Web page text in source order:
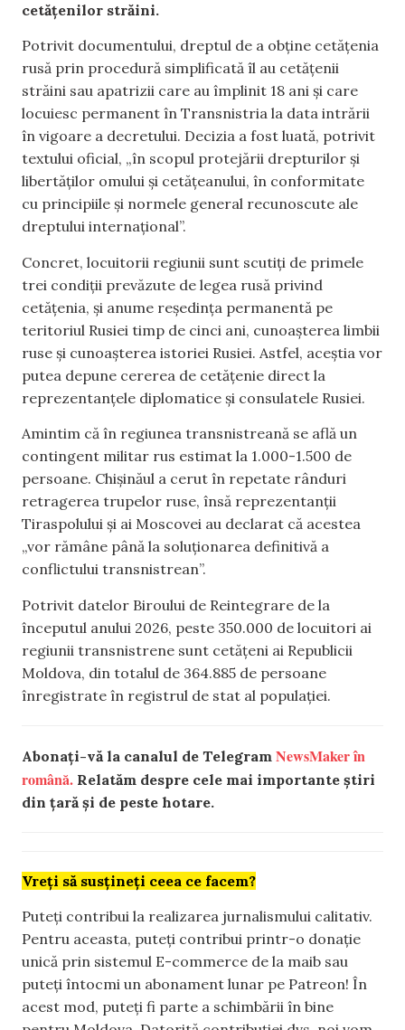
cetățenilor străini.
Potrivit documentului, dreptul de a obține cetățenia
rusă prin procedură simplificată îl au cetățenii
străini sau apatrizii care au împlinit 18 ani și care
locuiesc permanent în Transnistria la data intrării
în vigoare a decretului. Decizia a fost luată, potrivit
textului oficial, „în scopul protejării drepturilor și
libertăților omului și cetățeanului, în conformitate
cu principiile și normele general recunoscute ale
dreptului internațional”.
Concret, locuitorii regiunii sunt scutiți de primele
trei condiții prevăzute de legea rusă privind
cetățenia, și anume reședința permanentă pe
teritoriul Rusiei timp de cinci ani, cunoașterea limbii
ruse și cunoașterea istoriei Rusiei. Astfel, aceștia vor
putea depune cererea de cetățenie direct la
reprezentanțele diplomatice și consulatele Rusiei.
Amintim că în regiunea transnistreană se află un
contingent militar rus estimat la 1.000-1.500 de
persoane. Chișinăul a cerut în repetate rânduri
retragerea trupelor ruse, însă reprezentanții
Tiraspolului și ai Moscovei au declarat că acestea
„vor rămâne până la soluționarea definitivă a
conflictului transnistrean”.
Potrivit datelor Biroului de Reintegrare de la
începutul anului 2026, peste 350.000 de locuitori ai
regiunii transnistrene sunt cetățeni ai Republicii
Moldova, din totalul de 364.885 de persoane
înregistrate în registrul de stat al populației.
Abonați-vă la canalul de Telegram NewsMaker în
română. Relatăm despre cele mai importante știri
din țară și de peste hotare.
Vreți să susțineți ceea ce facem?
Puteți contribui la realizarea jurnalismului calitativ.
Pentru aceasta, puteți contribui printr-o donație
unică prin sistemul E-commerce de la maib sau
puteți întocmi un abonament lunar pe Patreon! În
acest mod, puteți fi parte a schimbării în bine